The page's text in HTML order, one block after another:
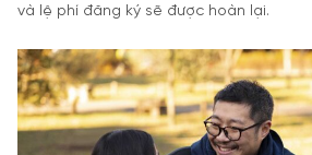
và lệ phí đăng ký sẽ được hoàn lại.